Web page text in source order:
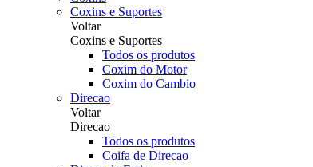
Coxins e Suportes
Voltar
Coxins e Suportes
Todos os produtos
Coxim do Motor
Coxim do Cambio
Direcao
Voltar
Direcao
Todos os produtos
Coifa de Direcao